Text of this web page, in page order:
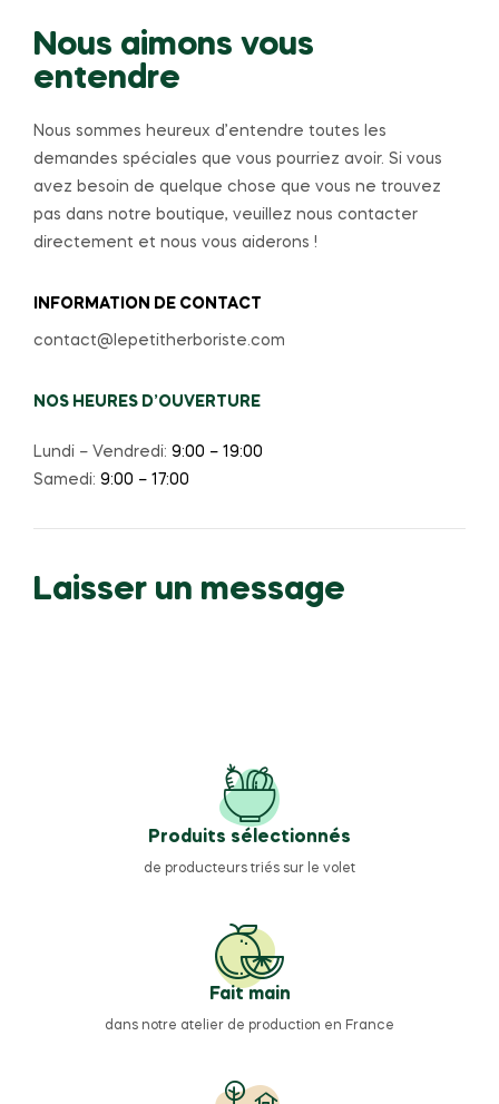
Nous aimons vous
entendre
Nous sommes heureux d’entendre toutes les
demandes spéciales que vous pourriez avoir. Si vous
avez besoin de quelque chose que vous ne trouvez
pas dans notre boutique, veuillez nous contacter
directement et nous vous aiderons !
INFORMATION DE CONTACT
contact@lepetitherboriste.com
NOS HEURES D’OUVERTURE
Lundi – Vendredi: 9:00 – 19:00
Samedi: 9:00 – 17:00
Laisser un message
Produits sélectionnés
de producteurs triés sur le volet
Fait main
dans notre atelier de production en France